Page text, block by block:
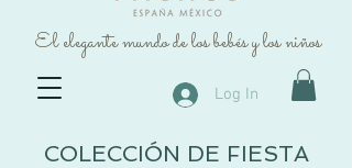
El elegante mundo de los bebés y los niños
Log In
COLECCIÓN DE FIESTA